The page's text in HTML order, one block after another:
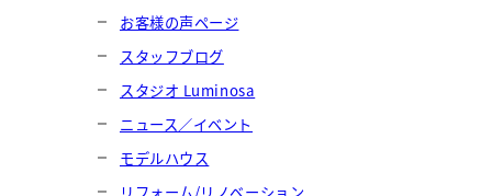
お客様の声ページ
スタッフブログ
スタジオ Luminosa
ニュース／イベント
モデルハウス